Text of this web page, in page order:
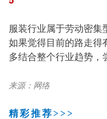
服装行业属于劳动密集
如果觉得目前的路走得
多结合整个行业趋势，
来源：网络
精彩推荐>>>